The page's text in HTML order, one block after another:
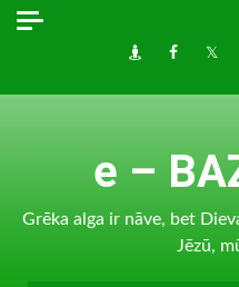
Skip
Draugiem
e –
Grēka alga ir nāve, bet
Jēzū,